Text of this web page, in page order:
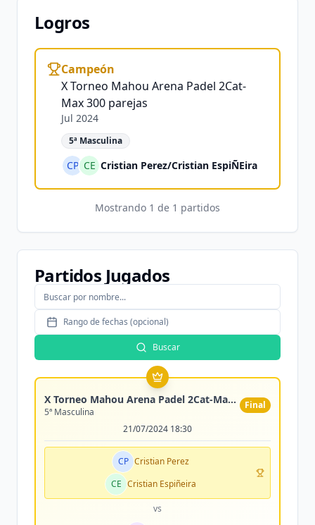
Logros
Campeón
X Torneo Mahou Arena Padel 2Cat-
Max 300 parejas
Jul 2024
5ª Masculina
CP CE Cristian Perez/Cristian EspiÑEira
Mostrando 1 de 1 partidos
Partidos Jugados
Rango de fechas (opcional)
Buscar
X Torneo Mahou Arena Padel 2Cat-Max 300 parejas
5ª Masculina
Final
21/07/2024 18:30
CP Cristian Perez
CE Cristian Espiñeira
vs